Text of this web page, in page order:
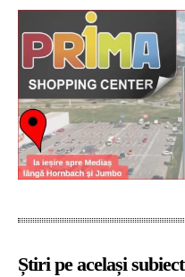
Știri pe același subiect